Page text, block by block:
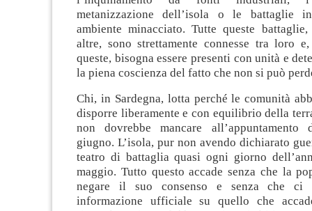
metanizzazione dell’isola o le battaglie
ambiente minacciato. Tutte queste
altre, sono strettamente connesse tra loro
queste, bisogna essere presenti con unità e
la piena coscienza del fatto che non si può
Chi, in Sardegna, lotta perché le comunità
disporre liberamente e con equilibrio della
non dovrebbe mancare
giugno. L’isola, pur non avendo dichiarato
teatro di battaglia quasi ogni giorno
maggio. Tutto questo accade senza che la
negare il suo consenso e senza che ci
informazione ufficiale su quello che